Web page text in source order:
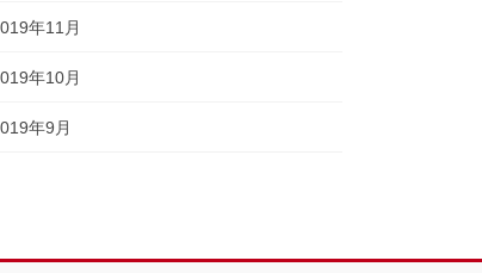
年11月
年10月
年9月